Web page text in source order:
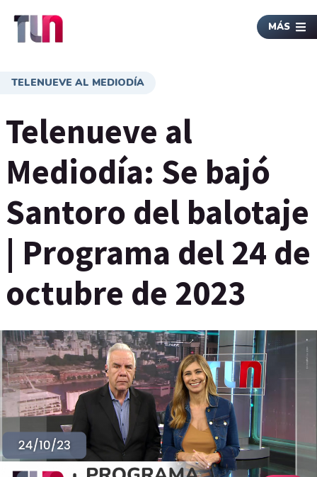
MÁS
TELENUEVE AL MEDIODÍA
Telenueve al
Mediodía: Se bajó
Santoro del balotaje
| Programa del 24 de
octubre de 2023